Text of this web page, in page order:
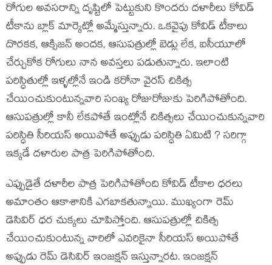
రోగుల అవసరాన్ని దృష్టిలో పెట్టుకుని కొందరు దళారీలు కోవిడ్
టీకాను బ్లాక్ మార్కెట్లో అమ్మేస్తున్నారు. ఒకవైపు కోవిడ్ టీకాలు
దొరకక, ఆక్సిజన్ అందక, ఆసుపత్రుల్లో బెడ్లు లేక, ఐసీయూలో
చేర్చుకోక రోగులు నాన అవస్తలు పడుతున్నారు. ఇలాంటి
పరిస్ధితుల్లో ఇళ్ళల్లోనే ఇండి కరోనా వైరస్ చికిత్స
చేయించుకుంటున్నవారి సంఖ్య రోజురోజుకు పెరిగిపోతోంది.
ఆసుపత్రుల్లో కానీ లేకపోతే ఇంట్లోనే చికిత్సలు చేయించుకున్నవారి
పరిస్ధితి సీరియస్ అయిపోతే అప్పుడు పరిస్ధితి ఏమిటి ? సరిగ్గా
ఇక్కడే దళారుల పాత్ర పెరిగిపోతోంది.
ఎప్పుడైతే దళారీల పాత్ర పెరిగిపోతోంది కోవిడ్ టీకాల ధరలు
అమాంతం ఆకాశానికి ఎగబాకతున్నాయి. ముఖ్యంగా రెమ్
డెసివిర్ ధర చుక్కలు చూపిస్తోంది. ఆసుపత్రుల్లో చికిత్స
చేయించుకుంటున్న వారిలో ఎవరికైనా సీరియస్ అయిపోతే
అప్పుడు రెమ్ డెసివిర్ ఇంజక్షన్ ఇస్తున్నారట. ఇంజక్షన్